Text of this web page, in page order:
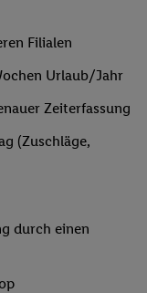
Filialen
Urlaub/Jahr
Zeiterfassung
(Zuschläge,
durch einen